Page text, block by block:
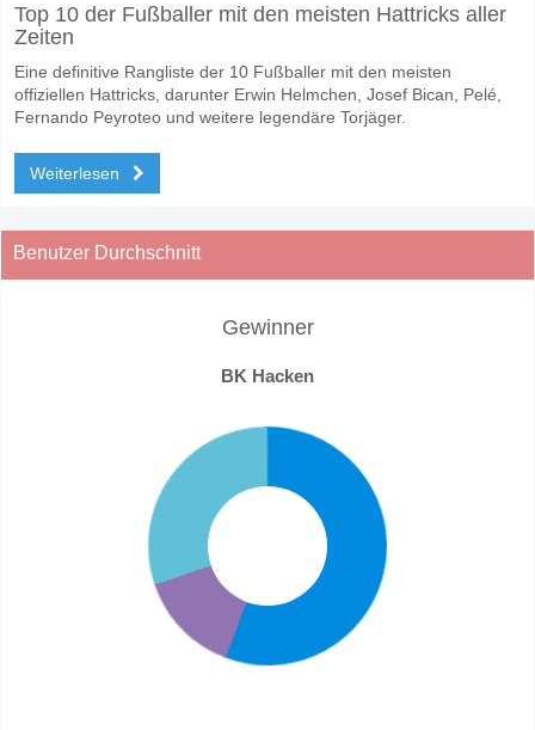
Top 10 der Fußballer mit den meisten Hattricks aller
Zeiten
Eine definitive Rangliste der 10 Fußballer mit den meisten
offiziellen Hattricks, darunter Erwin Helmchen, Josef Bican, Pelé,
Fernando Peyroteo und weitere legendäre Torjäger.
Weiterlesen
Benutzer Durchschnitt
Gewinner
BK Hacken